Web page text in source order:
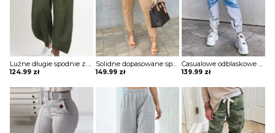
Luźne długie spodnie z solidną kieszenią szorty Dotty
124.99 zł
Solidne dopasowane spodnie z kieszeniami Thordis
149.99 zł
Casualowe odblaskowe spodnie dresowe colorblock szorty Deonna
139.99 zł